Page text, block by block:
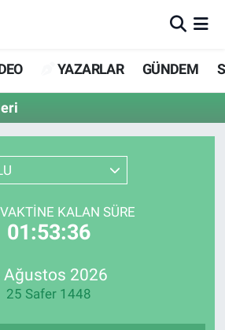
YAZARLAR GÜNDEM
KALAN SÜRE
01:53:36
Ağustos 2026
25 Safer 1448
Eczaneler
Durumu
Yoğunluk Haritası
Durumu ve Fikstür